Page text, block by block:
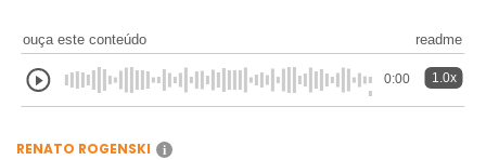
ouça este conteúdo readme
0:00 1.0x
RENATO ROGENSKI i